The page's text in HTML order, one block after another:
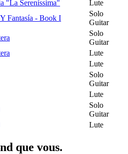
"La Sereníssima"
Lute
Fantasía - Book I
Solo
Guitar
Solo
Guitar
Lute
Lute
Solo
Guitar
Lute
Solo
Guitar
Lute
que vous.